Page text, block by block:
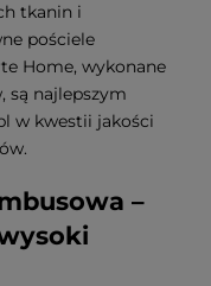
tkanin i
pościele
Home, wykonane
są najlepszym
w kwestii jakości
–